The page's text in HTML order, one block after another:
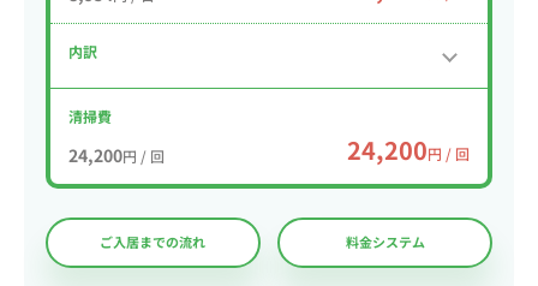
内訳
清掃費
24,200円 / 回 24,200円 / 回
ご入居までの流れ 料金システム